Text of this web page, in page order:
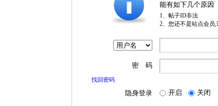
能有如下几个原因
1、帖子ID非法
2、您还不是站点会员
密 码
找回密码
隐身登录 开启 关闭